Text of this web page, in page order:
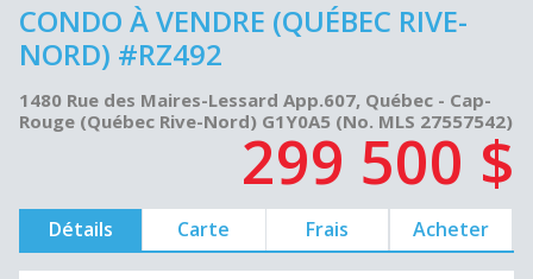
CONDO À VENDRE (QUÉBEC RIVE-
NORD) #RZ492
1480 Rue des Maires-Lessard App.607, Québec - Cap-
Rouge (Québec Rive-Nord) G1Y0A5 (No. MLS 27557542)
299 500 $
Détails Carte Frais Acheter